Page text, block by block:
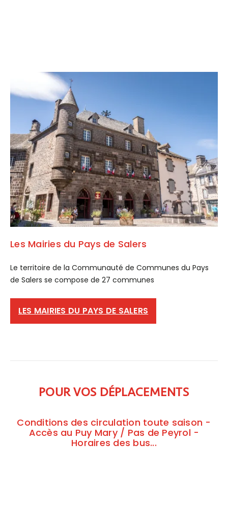
Les Mairies du Pays de Salers
Le territoire de la Communauté de Communes du Pays
de Salers se compose de 27 communes
LES MAIRIES DU PAYS DE SALERS
POUR VOS DÉPLACEMENTS
Conditions des circulation toute saison -
Accès au Puy Mary / Pas de Peyrol -
Horaires des bus...